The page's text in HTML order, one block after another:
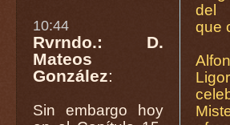
10:44
Rvrndo.: D.
Mateos
González:
Sin embargo hoy
del
que